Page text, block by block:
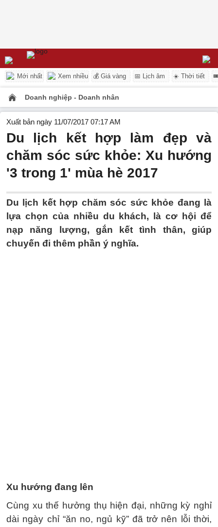
Mới nhất Xem nhiều 💰 Giá vàng 📅 Lịch âm ☀️ Thời tiết
Doanh nghiệp - Doanh nhân
Xuất bản ngày 11/07/2017 07:17 AM
Du lịch kết hợp làm đẹp và
chăm sóc sức khỏe: Xu hướng
'3 trong 1' mùa hè 2017
Du lịch kết hợp chăm sóc sức khỏe đang là
lựa chọn của nhiều du khách, là cơ hội để
nạp năng lượng, gắn kết tình thân, giúp
chuyến đi thêm phần ý nghĩa.
Xu hướng đang lên
Cùng xu thế hưởng thụ hiện đại, những kỳ nghỉ
dài ngày chỉ “ăn no, ngủ kỹ” đã trở nên lỗi thời,